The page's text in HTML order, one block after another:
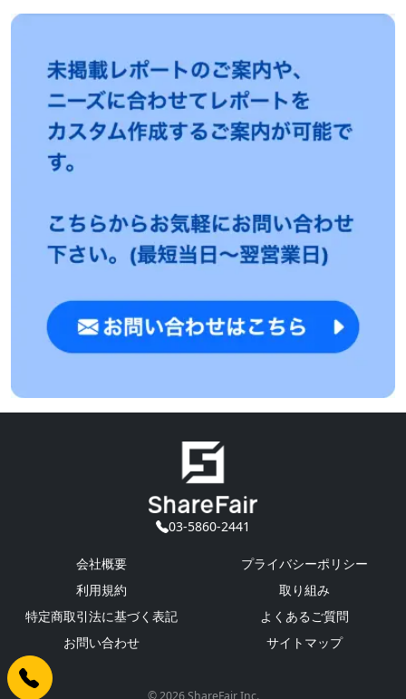
03-5860-2441
会社概要
プライバシーポリシー
利用規約
取り組み
特定商取引法に基づく表記
よくあるご質問
お問い合わせ
サイトマップ
© 2026 ShareFair Inc.